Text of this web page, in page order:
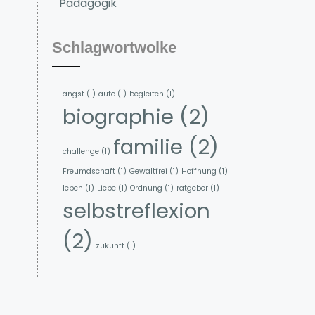
Schlagwortwolke
angst (1) auto (1) begleiten (1)
biographie (2)
challenge (1) familie (2)
Freumdschaft (1) Gewaltfrei (1) Hoffnung (1)
leben (1) Liebe (1) Ordnung (1) ratgeber (1)
selbstreflexion
(2) zukunft (1)